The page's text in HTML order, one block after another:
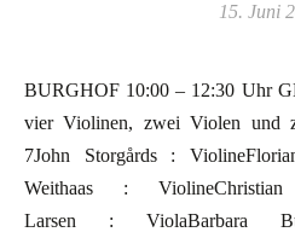
15. Juni
BURGHOF 10:00 – 12:30 Uhr GEORGE ENESCUOktett für
vier Violinen, zwei Violen und
7John Storgårds :
Weithaas :
Larsen : ViolaBarbara